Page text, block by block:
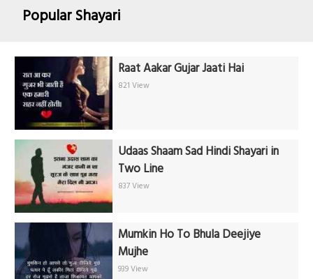
Popular Shayari
Raat Aakar Gujar Jaati Hai
821 View
Udaas Shaam Sad Hindi Shayari in
Two Line
837 View
Mumkin Ho To Bhula Deejiye
Mujhe
939 View